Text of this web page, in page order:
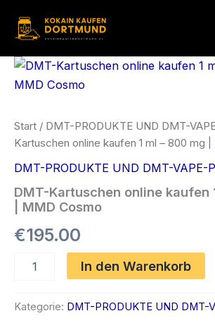
Inhalt
Start / DMT-PRODUKTE UND DMT-
Kartuschen online kaufen 1 ml – 800 mg
DMT-PRODUKTE UND DMT-VAPE-
DMT-Kartuschen online kaufen
| MMD Cosmo
€195.00
Kartuschen
kaufen
In den Warenkorb
Kategorie: DMT-PRODUKTE UND DMT-